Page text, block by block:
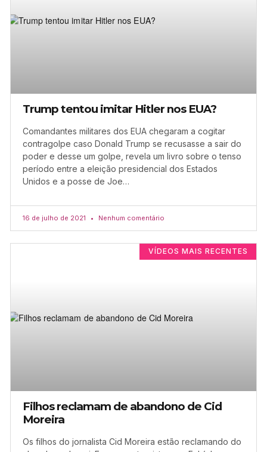
Trump tentou imitar Hitler nos EUA?
Comandantes militares dos EUA chegaram a cogitar
contragolpe caso Donald Trump se recusasse a sair do
poder e desse um golpe, revela um livro sobre o tenso
período entre a eleição presidencial dos Estados
Unidos e a posse de Joe…
16 de julho de 2021 Nenhum comentário
VÍDEOS MAIS RECENTES
Filhos reclamam de abandono de Cid
Moreira
Os filhos do jornalista Cid Moreira estão reclamando do